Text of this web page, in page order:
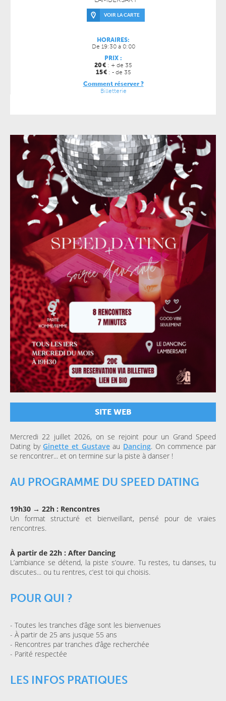
VOIR LA CARTE
HORAIRES:
De 19:30 à 0:00
PRIX :
20€ : + de 35
15€ : - de 35
Comment réserver ?
Billetterie
SITE WEB
Mercredi 22 juillet 2026, on se rejoint pour un Grand Speed
Dating byGinette et Gustaveau Dancing. On commence par
se rencontrer... et on termine sur la piste à danser !
AU PROGRAMME DU SPEED DATING
19h30 → 22h : Rencontres
Un format structuré et bienveillant, pensé pour de vraies
rencontres.
À partir de 22h : After Dancing
L’ambiance se détend, la piste s’ouvre. Tu restes, tu danses, tu
discutes... ou tu rentres, c’est toi qui choisis.
POUR QUI ?
- Toutes les tranches d’âge sont les bienvenues
- À partir de 25 ans jusque 55 ans
- Rencontres par tranches d’âge recherchée
- Parité respectée
LES INFOS PRATIQUES